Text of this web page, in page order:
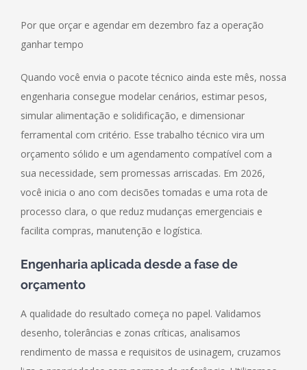
Por que orçar e agendar em dezembro faz a operação
ganhar tempo
Quando você envia o pacote técnico ainda este mês, nossa
engenharia consegue modelar cenários, estimar pesos,
simular alimentação e solidificação, e dimensionar
ferramental com critério. Esse trabalho técnico vira um
orçamento sólido e um agendamento compatível com a
sua necessidade, sem promessas arriscadas. Em 2026,
você inicia o ano com decisões tomadas e uma rota de
processo clara, o que reduz mudanças emergenciais e
facilita compras, manutenção e logística.
Engenharia aplicada desde a fase de
orçamento
A qualidade do resultado começa no papel. Validamos
desenho, tolerâncias e zonas críticas, analisamos
rendimento de massa e requisitos de usinagem, cruzamos